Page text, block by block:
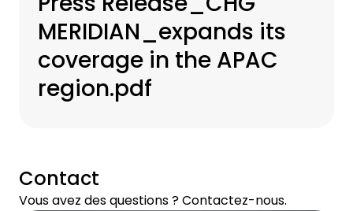
MERIDIAN_expands its
coverage in the APAC
region.pdf
Contact
Vous avez des questions ? Contactez-nous.